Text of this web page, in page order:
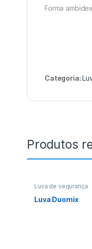
Forma
Categoria:
Produtos
Luva de segurança
Luva Duomix